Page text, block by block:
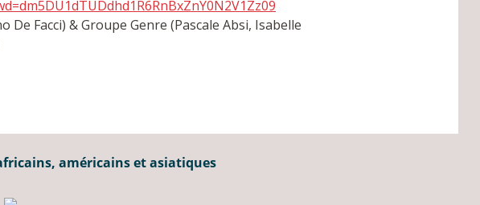
Facci) & Groupe Genre (Pascale Absi, Isabelle
américains et asiatiques